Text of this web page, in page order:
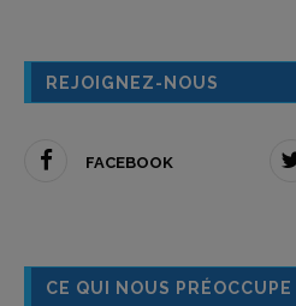
REJOIGNEZ-NOUS
FACEBOOK
CE QUI NOUS